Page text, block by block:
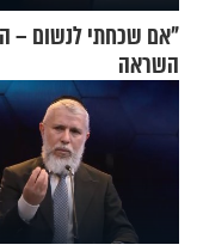
"אם שכחתי לנשום –
השראה